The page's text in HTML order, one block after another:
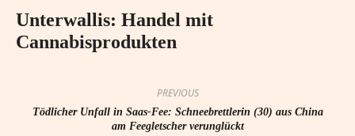
Unterwallis: Handel mit
Cannabisprodukten
PREVIOUS
Tödlicher Unfall in Saas-Fee: Schneebrettlerin (30) aus China
am Feegletscher verunglückt